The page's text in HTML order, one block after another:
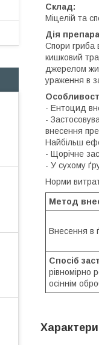
Склад:
Міцелій та
Дія
Спори гриба
кишковий
джерелом
ураження в
- Ентоцид
-
внесення
Найбільш
- Щорічне
- У сухому
Норми
Метод
Внесення в
Спосіб
рівномірно
осіннім